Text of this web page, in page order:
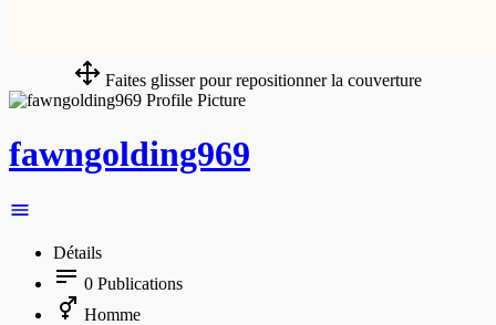
Faites glisser pour repositionner la couverture
fawngolding969
Détails
0 Publications
Homme